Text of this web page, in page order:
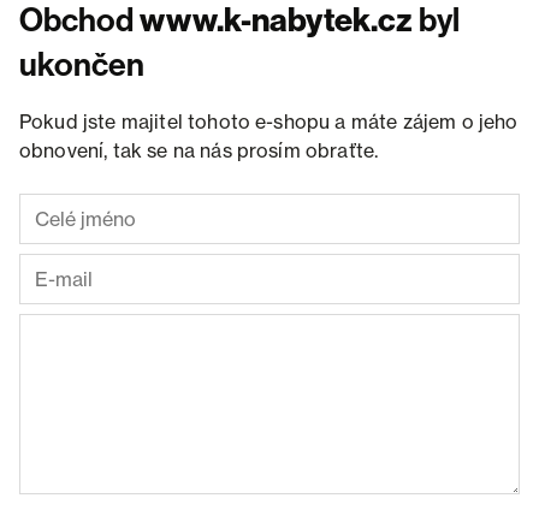
Obchodwww.k-nabytek.cz byl
ukončen
Pokud jste majitel tohoto e-shopu a máte zájem o jeho
obnovení, tak se na nás prosím obraťte.